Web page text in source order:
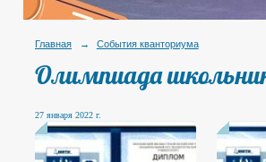
Главная → События кванториума
Олимпиада
27 января 2022 г.